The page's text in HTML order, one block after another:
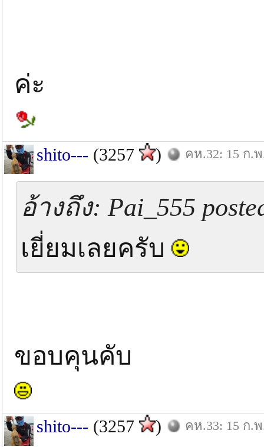
ค่ะ
shito--- (3257 ) คห.32: 15 ก.
อ้างถึง: Pai_555
เยี่ยมเลยครับ
ขอบคุนคับ
shito--- (3257 ) คห.33: 15 ก.